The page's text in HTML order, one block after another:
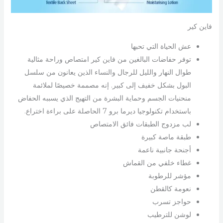
فاين كير
عش الحياة التي تحبها
توفر حفاضات البالغين من فاين كير امتصاص وراحة مثالية
طوال النهار والليل للرجال والنساء الذين يعانون من سلسل
البول بشكل خفيف إلى كبير. إنه مصممة خصيصًا لملائمة
منحنيات الجسم وحماية البشرة من التهيج الذي يسببه الحفاض
باستخدام تكنولوجيا ديرما برو 7 الحاصلة على براءة اختراع.
لب مزدوج الطبقات فائق الامتصاص
طبقة ماصة كبيرة
أجنحة جانبية ناعمة
غطاء خلفي من القماش
مؤشر للرطوبة
نعومة كالقطن
حواجز تسرب
لوشن للترطيب